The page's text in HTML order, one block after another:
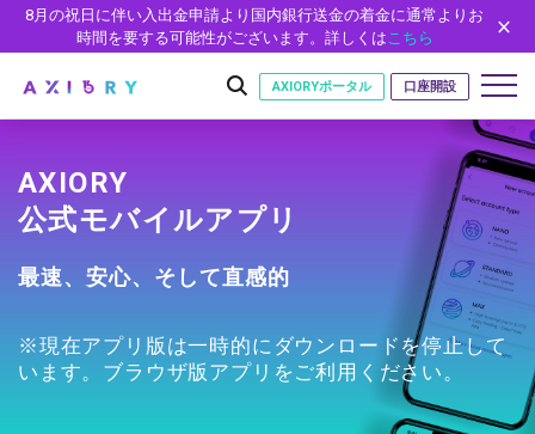
8月の祝日に伴い入出金申請より国内銀行送金の着金に通常よりお
時間を要する可能性がございます。詳しくはこちら
はじめに
はじめに
取引
FX（通貨ペア）
スプレッド・手数料
口座の種類
口座開設
プラットフォーム
AXIORYポータル 口座開設
AXIORY
公式モバイルアプリ
最速、安心、そして直感的
※現在アプリ版は一時的にダウンロードを停止して
います。ブラウザ版アプリをご利用ください。